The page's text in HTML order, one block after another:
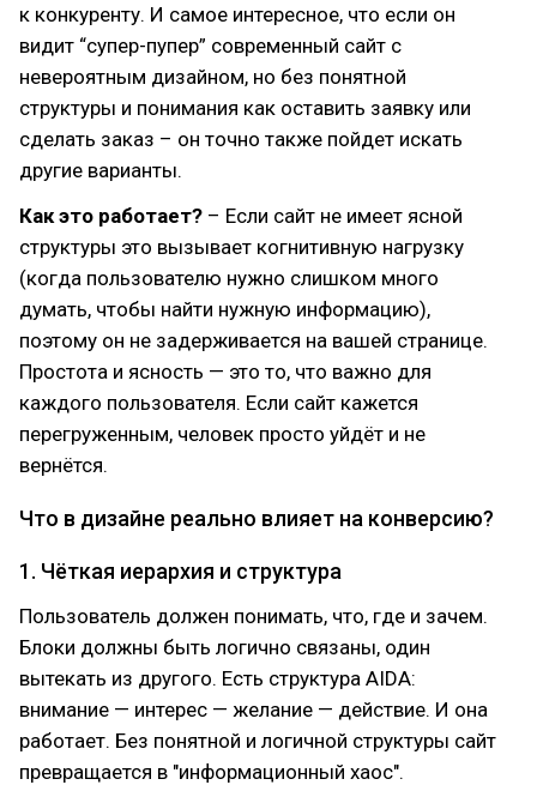
к конкуренту. И самое интересное, что если он
видит “супер-пупер” современный сайт с
невероятным дизайном, но без понятной
структуры и понимания как оставить заявку или
сделать заказ – он точно также пойдет искать
другие варианты.
Как это работает? – Если сайт не имеет ясной
структуры это вызывает когнитивную нагрузку
(когда пользователю нужно слишком много
думать, чтобы найти нужную информацию),
поэтому он не задерживается на вашей странице.
Простота и ясность — это то, что важно для
каждого пользователя. Если сайт кажется
перегруженным, человек просто уйдёт и не
вернётся.
Что в дизайне реально влияет на конверсию?
1. Чёткая иерархия и структура
Пользователь должен понимать, что, где и зачем.
Блоки должны быть логично связаны, один
вытекать из другого. Есть структура AIDA:
внимание — интерес — желание — действие. И она
работает. Без понятной и логичной структуры сайт
превращается в "информационный хаос".